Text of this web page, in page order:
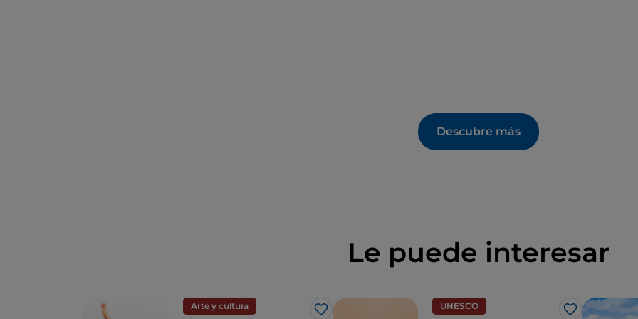
Descubre más
Le puede interesar
Arte y cultura UNESCO